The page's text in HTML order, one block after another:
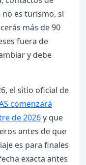
no es turismo, si
más de 90
fuera de
y debe
el sitio oficial de
comenzará
de 2026y que
antes de que
es para finales
exacta antes